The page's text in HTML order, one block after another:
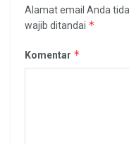
Alamat email Anda
wajib ditandai *
Komentar *